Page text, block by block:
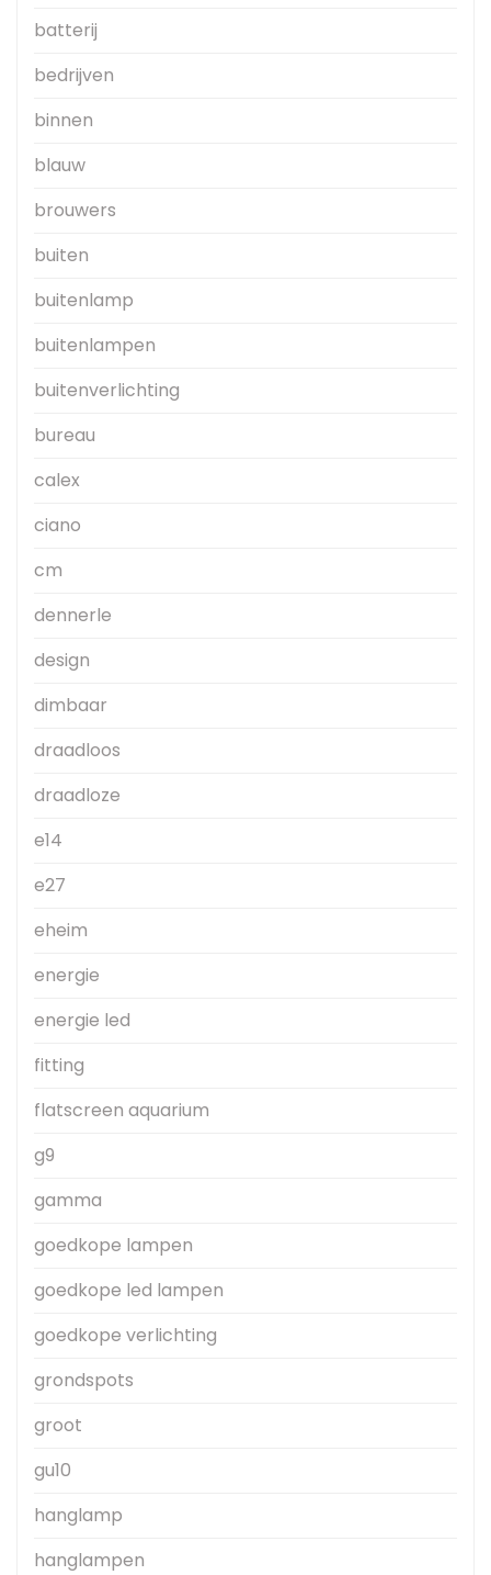
batterij
bedrijven
binnen
blauw
brouwers
buiten
buitenlamp
buitenlampen
buitenverlichting
bureau
calex
ciano
cm
dennerle
design
dimbaar
draadloos
draadloze
e14
e27
eheim
energie
energie led
fitting
flatscreen aquarium
g9
gamma
goedkope lampen
goedkope led lampen
goedkope verlichting
grondspots
groot
gu10
hanglamp
hanglampen